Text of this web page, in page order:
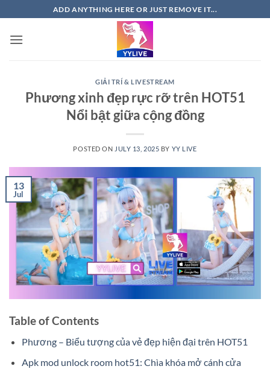
to
content
ADD ANYTHING HERE OR JUST REMOVE IT...
GIẢI TRÍ & LIVESTREAM
Phương xinh đẹp rực rỡ trên HOT51
Nổi bật giữa cộng đồng
POSTED ON JULY 13, 2025 BY YY LIVE
13
Jul
Table of Contents
Phương – Biểu tượng của vẻ đẹp hiện đại trên HOT51
Apk mod unlock room hot51: Chìa khóa mở cánh cửa